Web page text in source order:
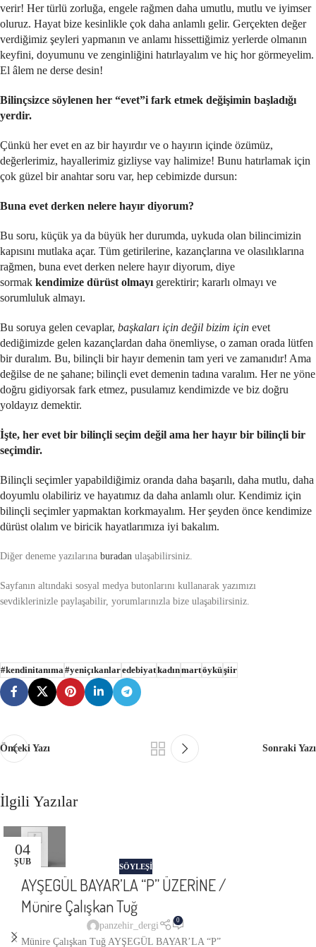
verir! Her türlü zorluğa, engele rağmen daha umutlu, mutlu ve iyimser
oluruz. Hayat bize kesinlikle çok daha anlamlı gelir. Gerçekten değer
verdiğimiz şeyleri yapmanın ve anlamı hissettiğimiz yerlerde olmanın
keyfini, doyumunu ve zenginliğini hatırlayalım ve hiç hor görmeyelim.
El âlem ne derse desin!
Bilinçsizce söylenen her “evet”i fark etmek değişimin başladığı
yerdir.
Çünkü her evet en az bir hayırdır ve o hayırın içinde özümüz,
değerlerimiz, hayallerimiz gizliyse vay halimize! Bunu hatırlamak için
çok güzel bir anahtar soru var, hep cebimizde dursun:
Buna evet derken nelere hayır diyorum?
Bu soru, küçük ya da büyük her durumda, uykuda olan bilincimizin
kapısını mutlaka açar. Tüm getirilerine, kazançlarına ve olasılıklarına
rağmen, buna evet derken nelere hayır diyorum, diye
sormak kendimize dürüst olmayı gerektirir; kararlı olmayı ve
sorumluluk almayı.
Bu soruya gelen cevaplar, başkaları için değil bizim için evet
dediğimizde gelen kazançlardan daha önemliyse, o zaman orada lütfen
bir duralım. Bu, bilinçli bir hayır demenin tam yeri ve zamanıdır! Ama
değilse de ne şahane; bilinçli evet demenin tadına varalım. Her ne yöne
doğru gidiyorsak fark etmez, pusulamız kendimizde ve biz doğru
yoldayız demektir.
İşte, her evet bir bilinçli seçim değil ama her hayır bir bilinçli bir
seçimdir.
Bilinçli seçimler yapabildiğimiz oranda daha başarılı, daha mutlu, daha
doyumlu olabiliriz ve hayatımız da daha anlamlı olur. Kendimiz için
bilinçli seçimler yapmaktan korkmayalım. Her şeyden önce kendimize
dürüst olalım ve biricik hayatlarımıza iyi bakalım.
Diğer deneme yazılarına buradan ulaşabilirsiniz.
Sayfanın altındaki sosyal medya butonlarını kullanarak yazımızı
sevdiklerinizle paylaşabilir, yorumlarınızla bize ulaşabilirsiniz.
#kendinitanıma#yeniçıkanlaredebiyatkadınmartöyküşiir
Önceki Yazı Sonraki Yazı
İlgili Yazılar
04
ŞUB SÖYLEŞİ
AYŞEGÜL BAYAR’LA “P” ÜZERİNE /
Münire Çalışkan Tuğ
panzehir_dergi 0
Münire Çalışkan Tuğ AYŞEGÜL BAYAR’LA “P”